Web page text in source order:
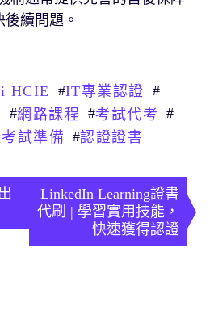
續問題。
HCIE #IT專業認證 #
#網路課程 #考試代考 #
試準備 #認證證書
LinkedIn Learning證書
代刷 | 學習實用技能，
快速獲得認證